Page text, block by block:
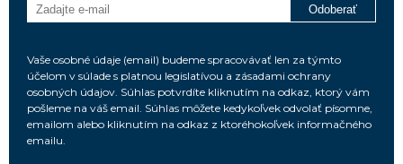
Odoberať
Vaše osobné údaje (email) budeme spracovávať len za týmto
účelom v súlade s platnou legislatívou a zásadami ochrany
osobných údajov. Súhlas potvrdíte kliknutím na odkaz, ktorý vám
pošleme na váš email. Súhlas môžete kedykoľvek odvolať písomne,
emailom alebo kliknutím na odkaz z ktoréhokoľvek informačného
emailu.